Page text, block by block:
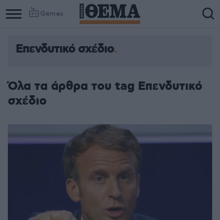
Games
Επενδυτικό σχέδιο
Όλα τα άρθρα του tag Επενδυτικό
σχέδιο